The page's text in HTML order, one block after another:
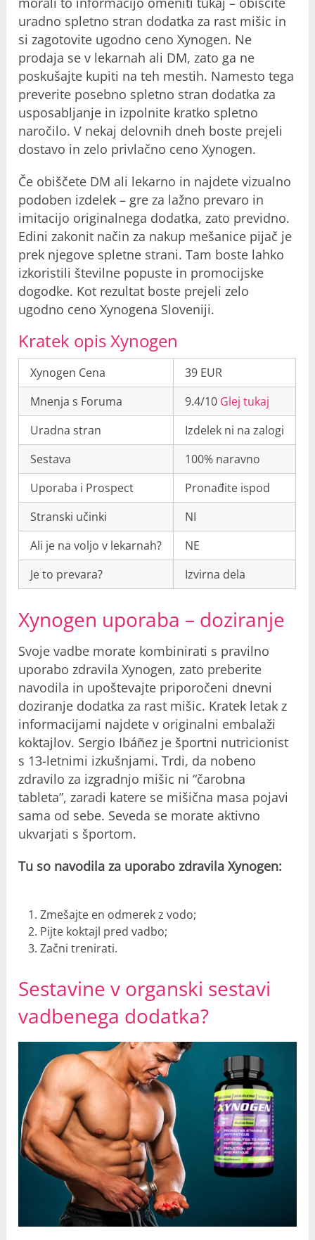
uradno spletno stran dodatka za rast mišic in
si zagotovite ugodno ceno Xynogen. Ne
prodaja se v lekarnah ali DM, zato ga ne
poskušajte kupiti na teh mestih. Namesto tega
preverite posebno spletno stran dodatka za
usposabljanje in izpolnite kratko spletno
naročilo. V nekaj delovnih dneh boste prejeli
dostavo in zelo privlačno ceno Xynogen.
Če obiščete DM ali lekarno in najdete vizualno
podoben izdelek – gre za lažno prevaro in
imitacijo originalnega dodatka, zato previdno.
Edini zakonit način za nakup mešanice pijač je
prek njegove spletne strani. Tam boste lahko
izkoristili številne popuste in promocijske
dogodke. Kot rezultat boste prejeli zelo
ugodno ceno Xynogena Sloveniji.
Kratek opis Xynogen
Xynogen Cena
39 EUR
Mnenja s Foruma
9.4/10 Glej tukaj
Uradna stran
Izdelek ni na zalogi
Sestava
100% naravno
Uporaba i Prospect
Pronađite ispod
Stranski učinki
NI
Ali je na voljo v lekarnah?
NE
Je to prevara?
Izvirna dela
Xynogen uporaba – doziranje
Svoje vadbe morate kombinirati s pravilno
uporabo zdravila Xynogen, zato preberite
navodila in upoštevajte priporočeni dnevni
doziranje dodatka za rast mišic. Kratek letak z
informacijami najdete v originalni embalaži
koktajlov. Sergio Ibáñez je športni nutricionist
s 13-letnimi izkušnjami. Trdi, da nobeno
zdravilo za izgradnjo mišic ni “čarobna
tableta”, zaradi katere se mišična masa pojavi
sama od sebe. Seveda se morate aktivno
ukvarjati s športom.
Tu so navodila za uporabo zdravila Xynogen:
Zmešajte en odmerek z vodo;
Pijte koktajl pred vadbo;
Začni trenirati.
Sestavine v organski sestavi
vadbenega dodatka?